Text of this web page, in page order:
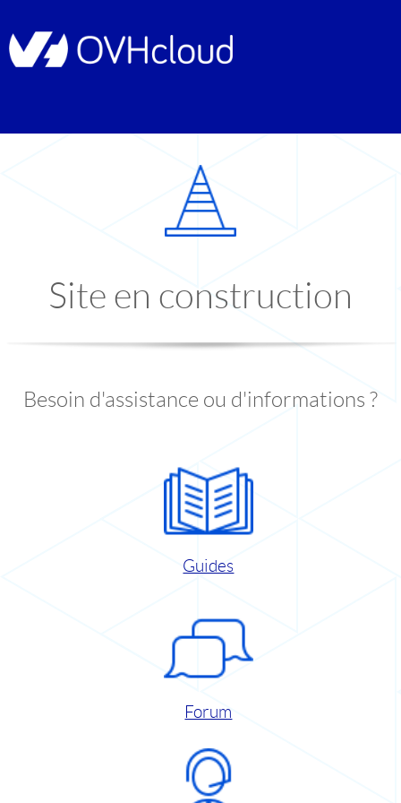
Site en construction
Besoin d'assistance ou d'informations ?
Guides
Forum